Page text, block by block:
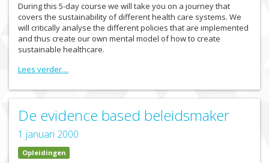
During this 5-day course we will take you on a journey that
covers the sustainability of different health care systems. We
will critically analyse the different policies that are implemented
and thus create our own mental model of how to create
sustainable healthcare.
Lees verder…
De evidence based beleidsmaker
1 januari 2000
Opleidingen